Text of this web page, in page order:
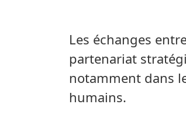
Les échanges
partenariat
notamment dans
humains.